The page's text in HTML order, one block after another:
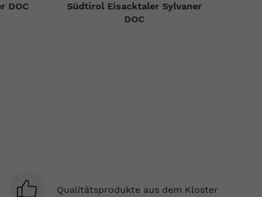
DOC
Südtirol Eisacktaler Sylvaner
DOC
Qualitätsprodukte aus dem Kloster